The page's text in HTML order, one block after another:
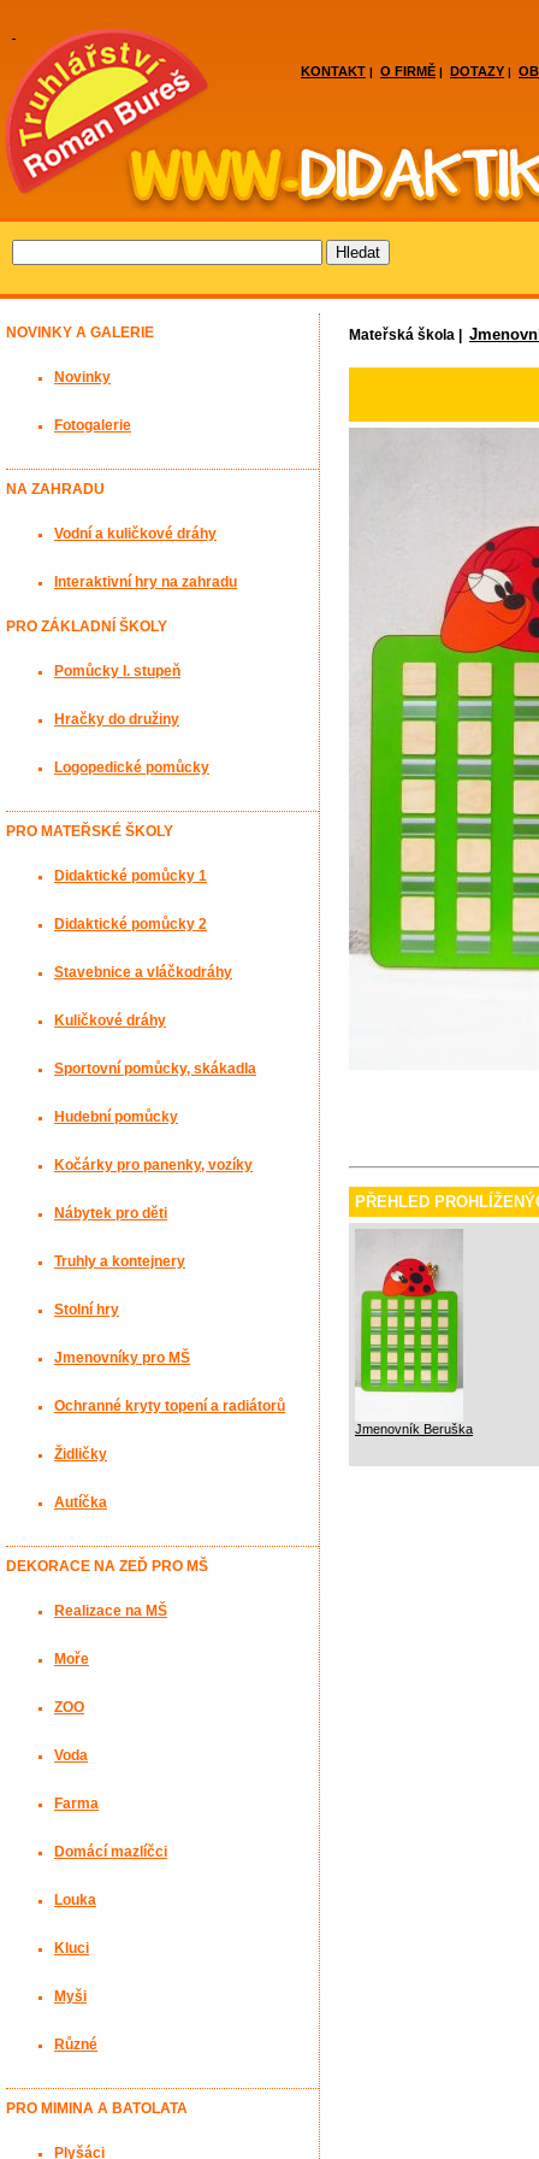
KONTAKT | O FIRMĚ | DOTAZY |
Mateřská škola |
PŘEHLED
Jmenovník Beruška
NOVINKY A GALERIE
Novinky
Fotogalerie
NA ZAHRADU
Vodní a kuličkové dráhy
Interaktivní hry na zahradu
PRO ZÁKLADNÍ ŠKOLY
Pomůcky I. stupeň
Hračky do družiny
Logopedické pomůcky
PRO MATEŘSKÉ ŠKOLY
Didaktické pomůcky 1
Didaktické pomůcky 2
Stavebnice a vláčkodráhy
Kuličkové dráhy
Sportovní pomůcky, skákadla
Hudební pomůcky
Kočárky pro panenky, vozíky
Nábytek pro děti
Truhly a kontejnery
Stolní hry
Jmenovníky pro MŠ
Ochranné kryty topení a radiátorů
Židličky
Autíčka
DEKORACE NA ZEĎ PRO MŠ
Realizace na MŠ
Moře
ZOO
Voda
Farma
Domácí mazlíčci
Louka
Kluci
Myši
Různé
PRO MIMINA A BATOLATA
Plyšáci